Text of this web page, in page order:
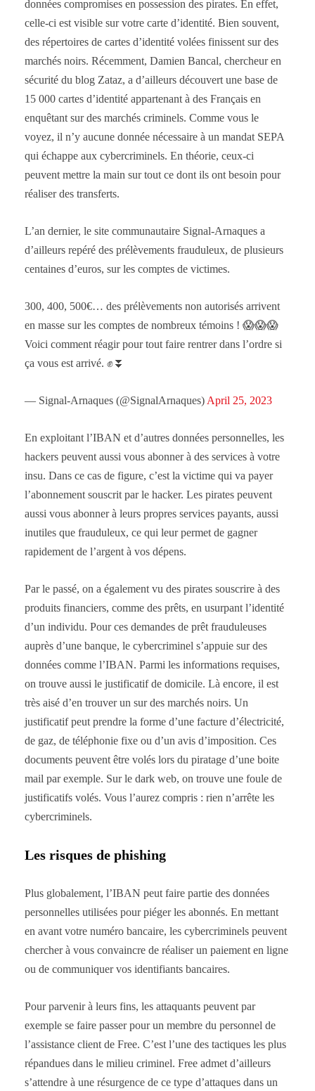
données compromises en possession des pirates. En effet,
celle-ci est visible sur votre carte d’identité. Bien souvent,
des répertoires de cartes d’identité volées finissent sur des
marchés noirs. Récemment, Damien Bancal, chercheur en
sécurité du blog Zataz, a d’ailleurs découvert une base de
15 000 cartes d’identité appartenant à des Français en
enquêtant sur des marchés criminels. Comme vous le
voyez, il n’y aucune donnée nécessaire à un mandat SEPA
qui échappe aux cybercriminels. En théorie, ceux-ci
peuvent mettre la main sur tout ce dont ils ont besoin pour
réaliser des transferts.
L’an dernier, le site communautaire Signal-Arnaques a
d’ailleurs repéré des prélèvements frauduleux, de plusieurs
centaines d’euros, sur les comptes de victimes.
300, 400, 500€… des prélèvements non autorisés arrivent
en masse sur les comptes de nombreux témoins ! 😱😱😱
Voici comment réagir pour tout faire rentrer dans l’ordre si
ça vous est arrivé. ✊⏬
— Signal-Arnaques (@SignalArnaques) April 25, 2023
En exploitant l’IBAN et d’autres données personnelles, les
hackers peuvent aussi vous abonner à des services à votre
insu. Dans ce cas de figure, c’est la victime qui va payer
l’abonnement souscrit par le hacker. Les pirates peuvent
aussi vous abonner à leurs propres services payants, aussi
inutiles que frauduleux, ce qui leur permet de gagner
rapidement de l’argent à vos dépens.
Par le passé, on a également vu des pirates souscrire à des
produits financiers, comme des prêts, en usurpant l’identité
d’un individu. Pour ces demandes de prêt frauduleuses
auprès d’une banque, le cybercriminel s’appuie sur des
données comme l’IBAN. Parmi les informations requises,
on trouve aussi le justificatif de domicile. Là encore, il est
très aisé d’en trouver un sur des marchés noirs. Un
justificatif peut prendre la forme d’une facture d’électricité,
de gaz, de téléphonie fixe ou d’un avis d’imposition. Ces
documents peuvent être volés lors du piratage d’une boite
mail par exemple. Sur le dark web, on trouve une foule de
justificatifs volés. Vous l’aurez compris : rien n’arrête les
cybercriminels.
Les risques de phishing
Plus globalement, l’IBAN peut faire partie des données
personnelles utilisées pour piéger les abonnés. En mettant
en avant votre numéro bancaire, les cybercriminels peuvent
chercher à vous convaincre de réaliser un paiement en ligne
ou de communiquer vos identifiants bancaires.
Pour parvenir à leurs fins, les attaquants peuvent par
exemple se faire passer pour un membre du personnel de
l’assistance client de Free. C’est l’une des tactiques les plus
répandues dans le milieu criminel. Free admet d’ailleurs
s’attendre à une résurgence de ce type d’attaques dans un